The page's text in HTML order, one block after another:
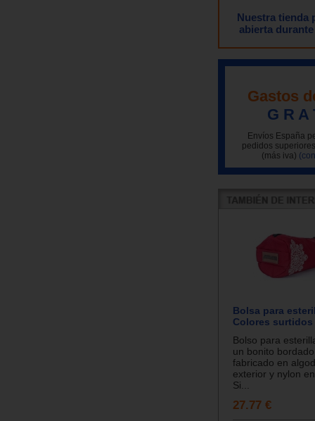
Nuestra tienda
abierta
Gastos
G R A
Envíos España
pedidos
(más iva)
Bolsa para
Colores surtidos
Bolso para
un bonito
fabricado en
exterior y nylon
Si...
27.77 €